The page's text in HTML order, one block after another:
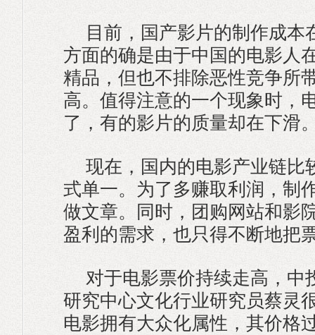
目前，国产影片的制作成本
方面的确是由于中国的电影人
精品，但也不排除恶性竞争所
高。值得注意的一个现象时，
了，有的影片的质量却在下滑
现在，国内的电影产业链比
式单一。为了多赚取利润，制
做文章。同时，团购网站和影
盈利的需求，也只得不断地把
对于电影票价持续走高，中
研究中心文化行业研究员蔡灵
电影拥有大众化属性，其价格